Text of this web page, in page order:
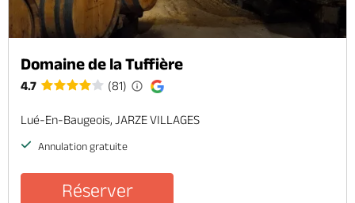
Domaine de la Tuffière
4.7 (81)
Lué-En-Baugeois, JARZE VILLAGES
Annulation gratuite
Réserver